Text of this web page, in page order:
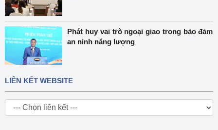
Phát huy vai trò ngoại giao trong bảo đảm
an ninh năng lượng
LIÊN KẾT WEBSITE